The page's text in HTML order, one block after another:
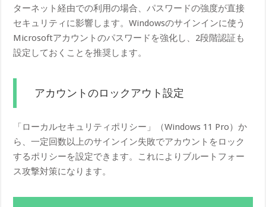
ターネット経由での利用の場合、パスワードの強度が直接
セキュリティに影響します。Windowsのサインインに使う
Microsoftアカウントのパスワードを強化し、2段階認証も
設定しておくことを推奨します。
アカウントのロックアウト設定
「ローカルセキュリティポリシー」（Windows 11 Pro）か
ら、一定回数以上のサインイン失敗でアカウントをロック
するポリシーを設定できます。これによりブルートフォー
ス攻撃対策になります。